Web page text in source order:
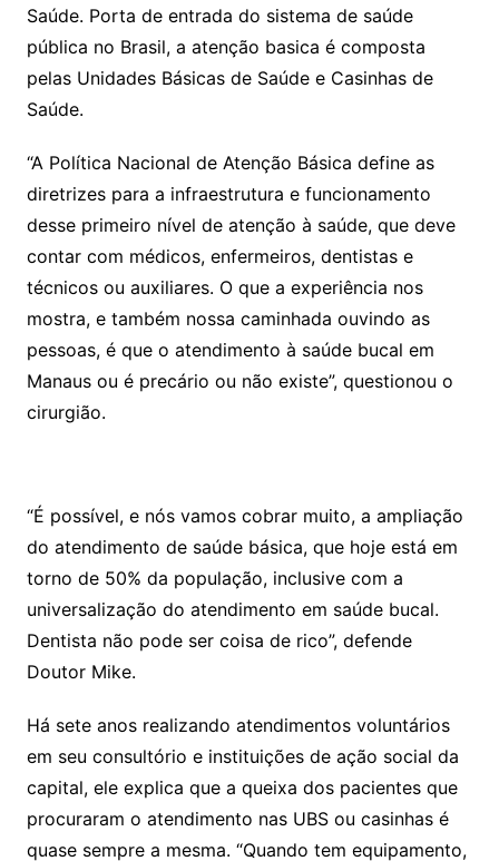
Saúde. Porta de entrada do sistema de saúde
pública no Brasil, a atenção basica é composta
pelas Unidades Básicas de Saúde e Casinhas de
Saúde.
“A Política Nacional de Atenção Básica define as
diretrizes para a infraestrutura e funcionamento
desse primeiro nível de atenção à saúde, que deve
contar com médicos, enfermeiros, dentistas e
técnicos ou auxiliares. O que a experiência nos
mostra, e também nossa caminhada ouvindo as
pessoas, é que o atendimento à saúde bucal em
Manaus ou é precário ou não existe”, questionou o
cirurgião.
“É possível, e nós vamos cobrar muito, a ampliação
do atendimento de saúde básica, que hoje está em
torno de 50% da população, inclusive com a
universalização do atendimento em saúde bucal.
Dentista não pode ser coisa de rico”, defende
Doutor Mike.
Há sete anos realizando atendimentos voluntários
em seu consultório e instituições de ação social da
capital, ele explica que a queixa dos pacientes que
procuraram o atendimento nas UBS ou casinhas é
quase sempre a mesma. “Quando tem equipamento,